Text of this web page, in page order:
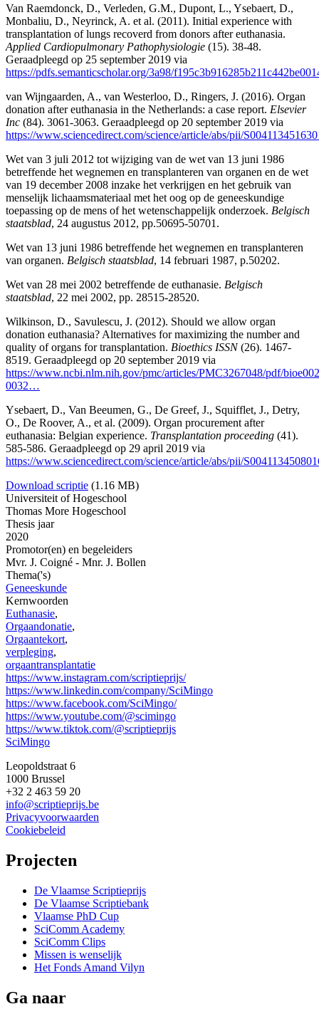
Van Raemdonck, D., Verleden, G.M., Dupont, L., Ysebaert, D.,
Monbaliu, D., Neyrinck, A. et al. (2011). Initial experience with
transplantation of lungs recoverd from donors after euthanasia.
Applied Cardiopulmonary Pathophysiologie (15). 38-48.
Geraadpleegd op 25 september 2019 via
https://pdfs.semanticscholar.org/3a98/
van Wijngaarden, A., van Westerloo, D., Ringers, J. (2016). Organ
donation after euthanasia in the Netherlands: a case report. Elsevier
Inc (84). 3061-3063. Geraadpleegd op 20 september 2019 via
https://www.sciencedirect.com/science/article/abs/pii/
Wet van 3 juli 2012 tot wijziging van de wet van 13 juni 1986
betreffende het wegnemen en transplanteren van organen en de wet
van 19 december 2008 inzake het verkrijgen en het gebruik van
menselijk lichaamsmateriaal met het oog op de geneeskundige
toepassing op de mens of het wetenschappelijk onderzoek. Belgisch
staatsblad, 24 augustus 2012, pp.50695-50701.
Wet van 13 juni 1986 betreffende het wegnemen en transplanteren
van organen. Belgisch staatsblad, 14 februari 1987, p.50202.
Wet van 28 mei 2002 betreffende de euthanasie. Belgisch
staatsblad, 22 mei 2002, pp. 28515-28520.
Wilkinson, D., Savulescu, J. (2012). Should we allow organ
donation euthanasia? Alternatives for maximizing the number and
quality of organs for transplantation. Bioethics ISSN(26). 1467-
8519. Geraadpleegd op 20 september 2019 via
https://www.ncbi.nlm.nih.gov/pmc/articles/PMC3267048/pdf/
0032…
Ysebaert, D., Van Beeumen, G., De Greef, J., Squifflet, J., Detry,
O., De Roover, A., et al. (2009). Organ procurement after
euthanasia: Belgian experience. Transplantation proceeding (41).
585-586. Geraadpleegd op 29 april 2019 via
https://www.sciencedirect.com/science/article/abs/pii/
Download scriptie (1.16 MB)
Universiteit of Hogeschool
Thomas More Hogeschool
Thesis jaar
2020
Promotor(en) en begeleiders
Mvr. J. Coigné - Mnr. J. Bollen
Thema('s)
Geneeskunde
Kernwoorden
Euthanasie,
Orgaandonatie,
Orgaantekort,
verpleging,
orgaantransplantatie
https://www.instagram.com/scriptieprijs/
https://www.linkedin.com/company/SciMingo
https://www.facebook.com/SciMingo/
https://www.youtube.com/@scimingo
https://www.tiktok.com/@scriptieprijs
SciMingo
Leopoldstraat 6
1000 Brussel
+32 2 463 59 20
info@scriptieprijs.be
Privacyvoorwaarden
Cookiebeleid
Projecten
De Vlaamse Scriptieprijs
De Vlaamse Scriptiebank
Vlaamse PhD Cup
SciComm Academy
SciComm Clips
Missen is wenselijk
Het Fonds Amand Vilyn
Ga naar